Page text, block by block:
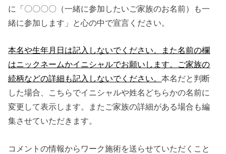
に「〇〇〇〇（一緒に参加したいご家族のお名前）も一
緒に参加します」と心の中で宣言ください。
本名や生年月日は記入しないでください。また名前の欄
はニックネームかイニシャルでお願いします。ご家族の
続柄などの詳細も記入しないでください。本名だと判断
した場合、こちらでイニシャルや姓名どちらかの名前に
変更して表示します。またご家族の詳細がある場合も編
集させていただきます。
コメントの情報からワーク施術を送らせていただくこと